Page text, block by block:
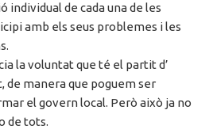
individual de cada una de les
amb els seus problemes i les
la voluntat que té el partit d’
de manera que poguem ser
el govern local. Però això ja no
de tots.